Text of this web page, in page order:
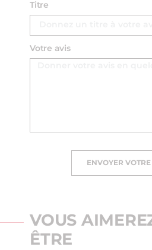
Titre
Votre avis
ENVOYER
VOUS
ÊTRE